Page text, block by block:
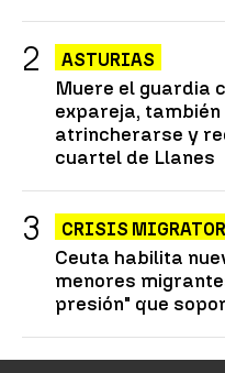
ASTURIAS
Muere el guardia
expareja,
atrincherarse y
cuartel de Llanes
CRISIS
Ceuta habilita
menores
presión" que